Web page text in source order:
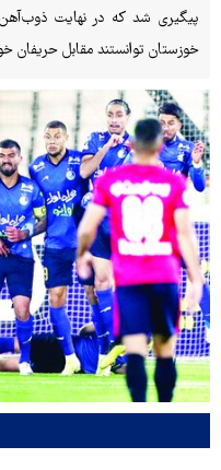
پیگیری شد که در نهایت
خوزستان توانستند مقابل حریفان